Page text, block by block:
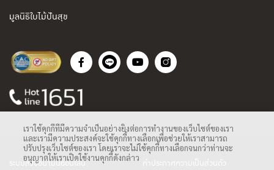
มูลนิธิใบไม้ปันสุข
ระบบสั่งซื้อน้ำมันออนไลน์
เราใช้คุกกี้ที่มีความจำเป็นอย่างยิ่งต่อการทำงานของเว็บไซต์ของเรา
และเรามีความประสงค์จะใช้คุกกี้ทางเลือกเพื่อช่วยให้เราสามารถ
ปรับปรุงเว็บไซต์ของเรา โดยเราจะไม่ใช้คุกกี้ทางเลือกจนกว่าท่านจะ
อนุญาตให้เราเปิดใช้งานคุกกี้ดังกล่าว